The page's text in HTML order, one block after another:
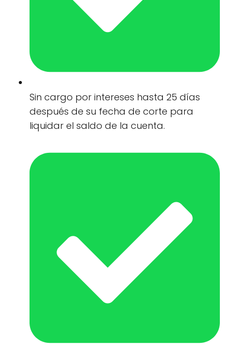
Sin cargo por intereses hasta 25 días
después de su fecha de corte para
liquidar el saldo de la cuenta.